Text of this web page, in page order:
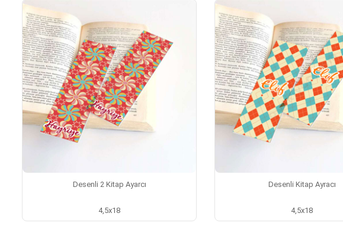
Desenli 2 Kitap Ayarcı
4,5x18
Desenli Kitap Ayracı
4,5x18